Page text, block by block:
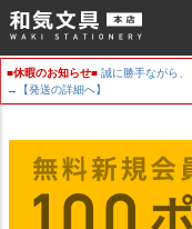
■休暇のお知らせ■ 誠に勝手ながら、
→【発送の詳細へ】